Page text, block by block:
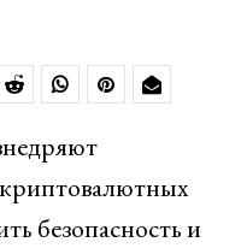
безопасность и